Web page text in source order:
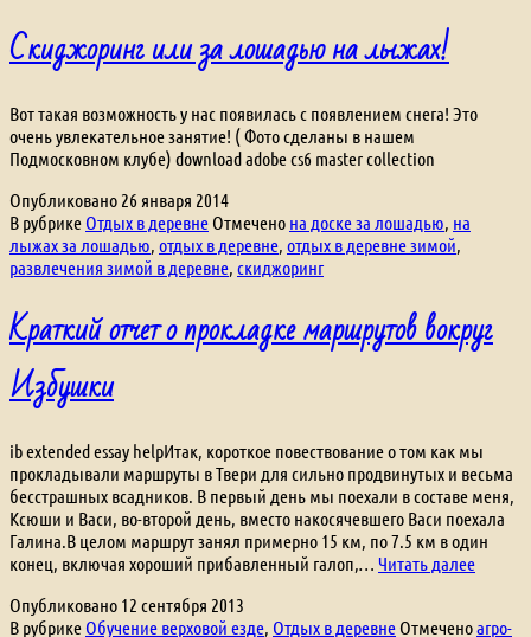
Скиджоринг или за лошадью на лыжах!
Вот такая возможность у нас появилась с появлением снега! Это
очень увлекательное занятие! ( Фото сделаны в нашем
Подмосковном клубе) download adobe cs6 master collection
Опубликовано 26 января 2014
В рубрике Отдых в деревне Отмечено на доске за лошадью, на
лыжах за лошадью, отдых в деревне, отдых в деревне зимой,
развлечения зимой в деревне, скиджоринг
Краткий отчет о прокладке маршрутов вокруг
Избушки
ib extended essay helpИтак, короткое повествование о том как мы
прокладывали маршруты в Твери для сильно продвинутых и весьма
бесстрашных всадников. В первый день мы поехали в составе меня,
Ксюши и Васи, во-второй день, вместо накосячевшего Васи поехала
Галина.В целом маршрут занял примерно 15 км, по 7.5 км в один
конец, включая хороший прибавленный галоп,… Читать далее
Опубликовано 12 сентября 2013
В рубрике Обучение верховой езде, Отдых в деревне Отмеченоагро-